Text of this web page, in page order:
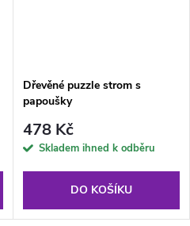
Dřevěné puzzle strom s
papoušky
478 Kč
Skladem ihned k odběru
DO KOŠÍKU